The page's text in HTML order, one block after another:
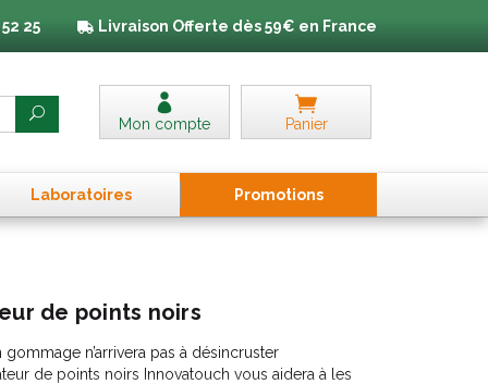
25 Livraison Offerte dès 59€ en France
Mon compte Panier
Laboratoires Promotions
de points noirs
n’arrivera pas à désincruster
de points noirs Innovatouch vous aidera à les